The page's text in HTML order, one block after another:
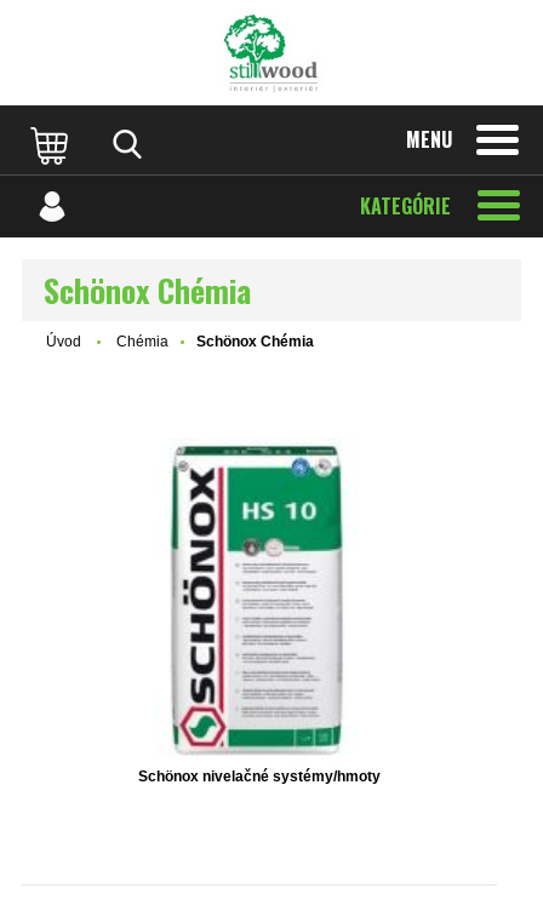
MENU
KATEGÓRIE
Schönox Chémia
Úvod Chémia Schönox Chémia
Schönox nivelačné systémy/hmoty